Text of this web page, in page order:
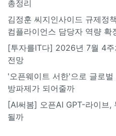
총정리
김정훈 씨지인사이드 규제정
컴플라이언스 담당자 역량 확
[투자를IT다] 2026년 7월 4
전망
'오픈웨이트 서한'으로 글로벌
방파제가 되어줄까
[AI써봄] 오픈AI GPT-라이브,
될까